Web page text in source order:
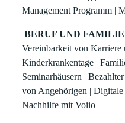
Management Programm |
BERUF UND FAMILIE
Vereinbarkeit von Karriere
Kinderkrankentage |
Seminarhäusern |
von Angehörigen |
Nachhilfe mit Voiio